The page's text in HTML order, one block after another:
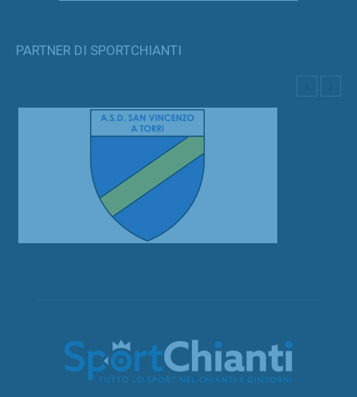
PARTNER DI SPORTCHIANTI